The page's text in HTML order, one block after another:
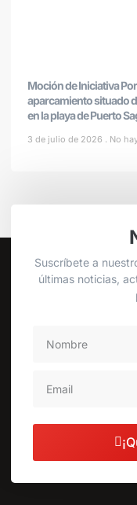
Moción de Iniciativa
aparcamiento situado
en la playa de Puerto
3 de julio de 2026 No
Suscríbete a
últimas noticias,